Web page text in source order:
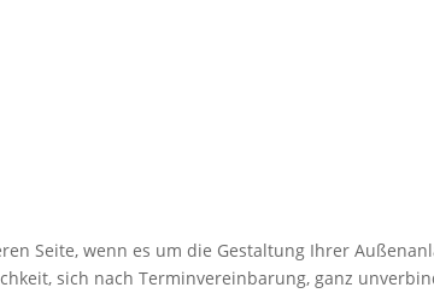
Seite, wenn es um die Gestaltung Ihrer
sich nach Terminvereinbarung, ganz